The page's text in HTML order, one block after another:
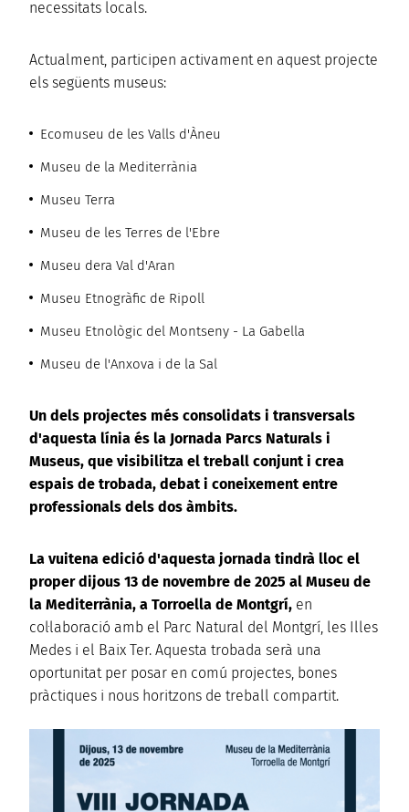
necessitats locals.
Actualment, participen activament en aquest projecte
els següents museus:
Ecomuseu de les Valls d'Àneu
Museu de la Mediterrània
Museu Terra
Museu de les Terres de l'Ebre
Museu dera Val d'Aran
Museu Etnogràfic de Ripoll
Museu Etnològic del Montseny - La Gabella
Museu de l'Anxova i de la Sal
Un dels projectes més consolidats i transversals
d'aquesta línia és la Jornada Parcs Naturals i
Museus, que visibilitza el treball conjunt i crea
espais de trobada, debat i coneixement entre
professionals dels dos àmbits.
La vuitena edició d'aquesta jornada tindrà lloc el
proper dijous 13 de novembre de 2025 al Museu de
la Mediterrània, a Torroella de Montgrí, en
col·laboració amb el Parc Natural del Montgrí, les Illes
Medes i el Baix Ter. Aquesta trobada serà una
oportunitat per posar en comú projectes, bones
pràctiques i nous horitzons de treball compartit.